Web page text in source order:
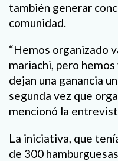
también generar
comunidad.
“Hemos organizado
mariachi, pero
dejan una ganancia
segunda vez que
mencionó la
La iniciativa, que
de 300